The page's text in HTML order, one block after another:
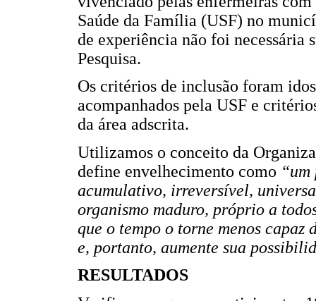
Saúde da Família (USF) no
de experiência não foi necessária
Pesquisa.
Os critérios de inclusão foram
acompanhados pela USF e
da área adscrita.
Utilizamos o conceito da
define envelhecimento como
acumulativo, irreversível,
organismo maduro, próprio a
que o tempo o torne menos capaz
e, portanto, aumente sua
RESULTADOS